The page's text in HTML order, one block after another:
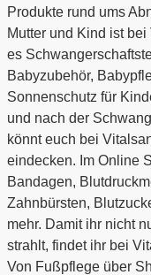
Produkte rund ums
Mutter und Kind ist
es
Babyzubehör,
Sonnenschutz für
und nach der
könnt euch bei
eindecken. Im Online
Bandagen,
Zahnbürsten,
mehr. Damit ihr nicht
strahlt, findet ihr bei
Von Fußpflege über